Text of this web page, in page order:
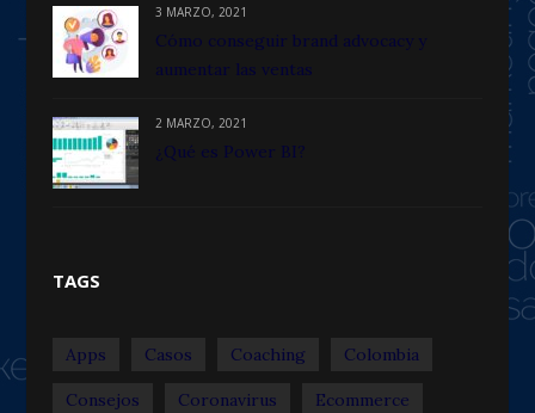
3 MARZO, 2021
Cómo conseguir brand advocacy y
aumentar las ventas
2 MARZO, 2021
¿Qué es Power BI?
TAGS
Apps Casos Coaching Colombia
Consejos Coronavirus Ecommerce